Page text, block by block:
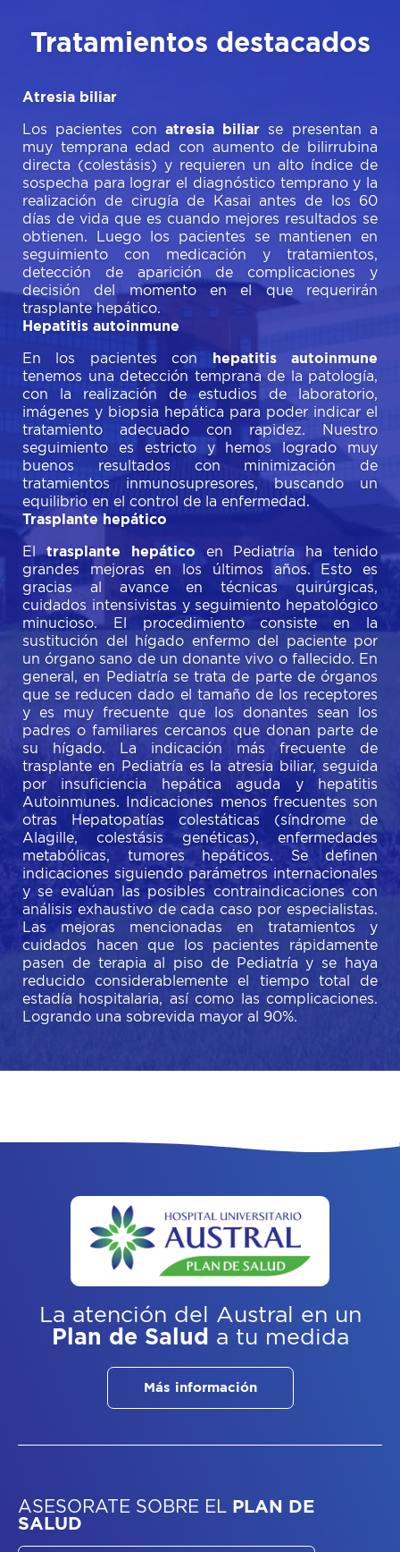
Tratamientos destacados
Atresia biliar
Los pacientes con atresia biliar se presentan a
muy temprana edad con aumento de bilirrubina
directa (colestásis) y requieren un alto índice de
sospecha para lograr el diagnóstico temprano y la
realización de cirugía de Kasai antes de los 60
días de vida que es cuando mejores resultados se
obtienen. Luego los pacientes se mantienen en
seguimiento con medicación y tratamientos,
detección de aparición de complicaciones y
decisión del momento en el que requerirán
trasplante hepático.
Hepatitis autoinmune
En los pacientes con
hepatitis autoinmune
tenemos una detección temprana de la patología,
con la realización de estudios de laboratorio,
imágenes y biopsia hepática para poder indicar el
tratamiento adecuado con rapidez. Nuestro
seguimiento es estricto y hemos logrado muy
buenos resultados con minimización de
tratamientos inmunosupresores, buscando un
equilibrio en el control de la enfermedad.
Trasplante hepático
Eltrasplante hepático en Pediatría ha tenido
grandes mejoras en los últimos años. Esto es
gracias al avance en técnicas quirúrgicas,
cuidados intensivistas y seguimiento hepatológico
minucioso. El procedimiento consiste en la
sustitución del hígado enfermo del paciente por
un órgano sano de un donante vivo o fallecido. En
general, en Pediatría se trata de parte de órganos
que se reducen dado el tamaño de los receptores
y es muy frecuente que los donantes sean los
padres o familiares cercanos que donan parte de
su hígado. La indicación más frecuente de
trasplante en Pediatría es la atresia biliar, seguida
por insuficiencia hepática aguda y hepatitis
Autoinmunes. Indicaciones menos frecuentes son
otras Hepatopatías colestáticas (síndrome de
Alagille, colestásis genéticas), enfermedades
metabólicas, tumores hepáticos. Se definen
indicaciones siguiendo parámetros internacionales
y se evalúan las posibles contraindicaciones con
análisis exhaustivo de cada caso por especialistas.
Las mejoras mencionadas en tratamientos y
cuidados hacen que los pacientes rápidamente
pasen de terapia al piso de Pediatría y se haya
reducido considerablemente el tiempo total de
estadía hospitalaria, así como las complicaciones.
Logrando una sobrevida mayor al 90%.
La atención del Austral
en un
Plan de Salud a tu medida
Más información